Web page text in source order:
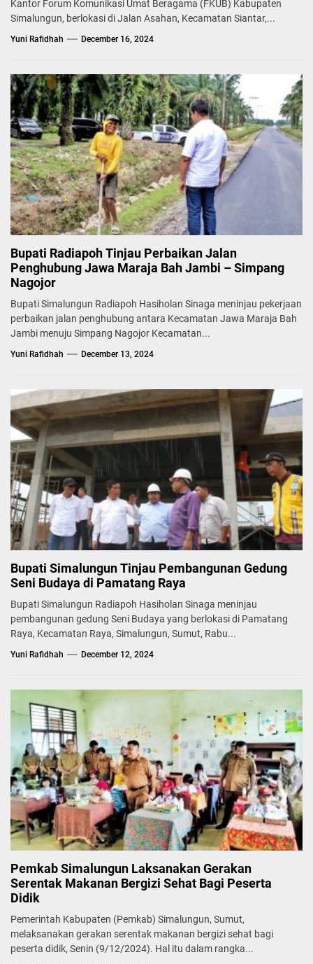
Kantor Forum Komunikasi Umat Beragama (FKUB) Kabupaten
Simalungun, berlokasi di Jalan Asahan, Kecamatan Siantar,...
Yuni Rafidhah December 16, 2024
Bupati Radiapoh Tinjau Perbaikan Jalan
Penghubung Jawa Maraja Bah Jambi – Simpang
Nagojor
Bupati Simalungun Radiapoh Hasiholan Sinaga meninjau pekerjaan
perbaikan jalan penghubung antara Kecamatan Jawa Maraja Bah
Jambi menuju Simpang Nagojor Kecamatan...
Yuni Rafidhah December 13, 2024
Bupati Simalungun Tinjau Pembangunan Gedung
Seni Budaya di Pamatang Raya
Bupati Simalungun Radiapoh Hasiholan Sinaga meninjau
pembangunan gedung Seni Budaya yang berlokasi di Pamatang
Raya, Kecamatan Raya, Simalungun, Sumut, Rabu...
Yuni Rafidhah December 12, 2024
Pemkab Simalungun Laksanakan Gerakan
Serentak Makanan Bergizi Sehat Bagi Peserta
Didik
Pemerintah Kabupaten (Pemkab) Simalungun, Sumut,
melaksanakan gerakan serentak makanan bergizi sehat bagi
peserta didik, Senin (9/12/2024). Hal itu dalam rangka...